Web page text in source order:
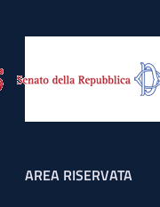
Footer menu
AREA RISERVATA